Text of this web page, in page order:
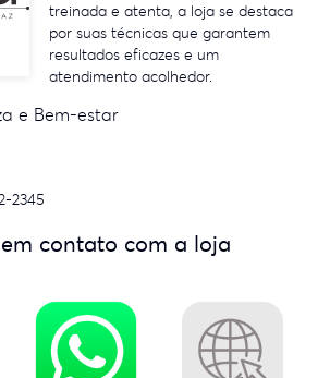
treinada e atenta, a loja se destaca
por suas técnicas que garantem
resultados eficazes e um
atendimento acolhedor.
e Bem-estar
2345
contato com a loja